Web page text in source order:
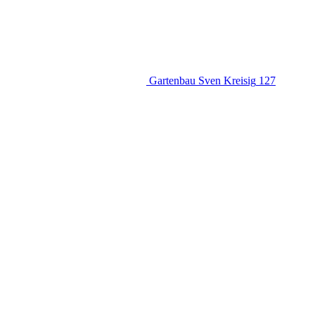
Gartenbau Sven Kreisig 127